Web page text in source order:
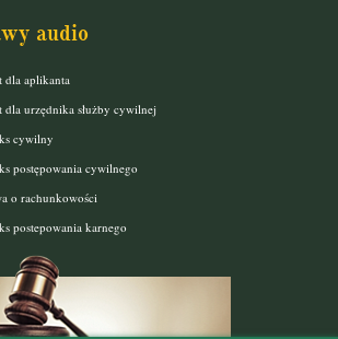
audio
dla aplikanta
dla urzędnika służby cywilnej
cywilny
postępowania cywilnego
o rachunkowości
postepowania karnego